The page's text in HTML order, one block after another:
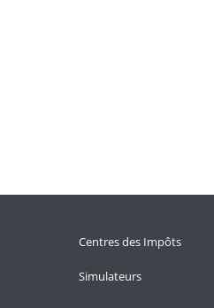
Centres des Impôts
Simulateurs